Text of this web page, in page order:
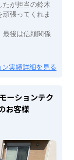
たが担当の鈴木
張ってくれま
最後は信頼関係
実績詳細を見る
ーションテク
お客様